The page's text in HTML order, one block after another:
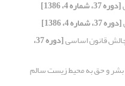
[دوره 37، شماره 4، 1386]
[دوره 37، شماره 4، 1386]
چالش قانون اساسی [دوره 37،
و حق به محیط زیست سالم